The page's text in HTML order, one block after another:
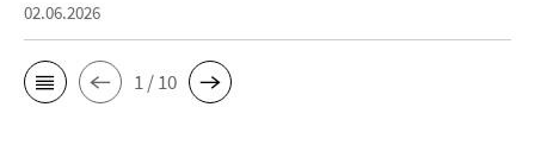
02.06.2026
1 / 10